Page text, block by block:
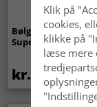
Bølget ryatæppe -
Super Soft Fur
kr.369
Klik på
cookies,
klikke på
læse mere